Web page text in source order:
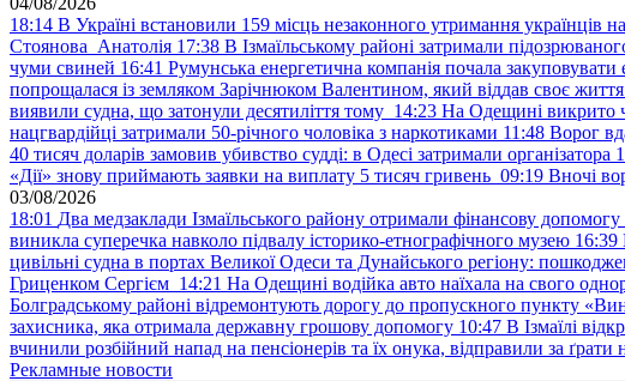
18:14 В Україні встановили 159 місць незаконного утримання українців
Стоянова Анатолія 17:38 В Ізмаїльському районі затримали
чуми свиней 16:41 Румунська енергетична компанія почала
попрощалася із земляком Зарічнюком Валентином, який віддав своє
виявили судна, що затонули десятиліття тому 14:23 На Одещині викрито
нацгвардійці затримали 50-річного чоловіка з наркотиками 11:48 Ворог
40 тисяч доларів замовив убивство судді: в Одесі затримали організатора
«Дії» знову приймають заявки на виплату 5 тисяч гривень 09:19 Вночі
03/08/2026
18:01 Два медзаклади Ізмаїльського району отримали фінансову
виникла суперечка навколо підвалу історико-етнографічного музею 16:39
цивільні судна в портах Великої Одеси та Дунайського регіону:
Гриценком Сергієм 14:21 На Одещині водійка авто наїхала на свого
Болградському районі відремонтують дорогу до пропускного пункту
захисника, яка отримала державну грошову допомогу 10:47 В Ізмаїлі
вчинили розбійний напад на пенсіонерів та їх онука, відправили за ґрати
Рекламные новости